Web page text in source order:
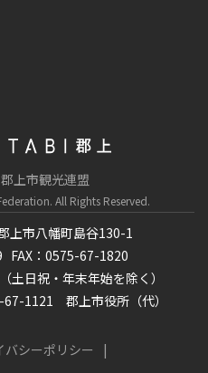
上市観光連盟
All Rights Reserved.
市八幡町島谷130-1
FAX：0575-67-1820
土日祝・年末年始を除く）
1121 郡上市役所（代）
バシーポリシー